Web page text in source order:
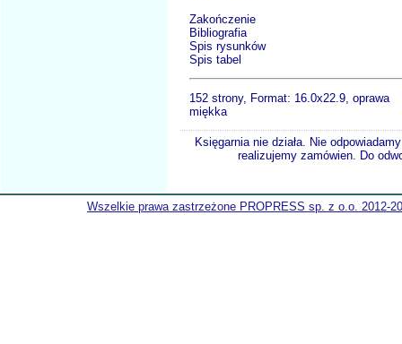
Zakończenie
Bibliografia
Spis rysunków
Spis tabel
152 strony, Format: 16.0x22.9, oprawa
miękka
Księgarnia nie działa. Nie
realizujemy zamówien. Do
Wszelkie prawa zastrzeżone PROPRESS sp. z o.o. 2012-